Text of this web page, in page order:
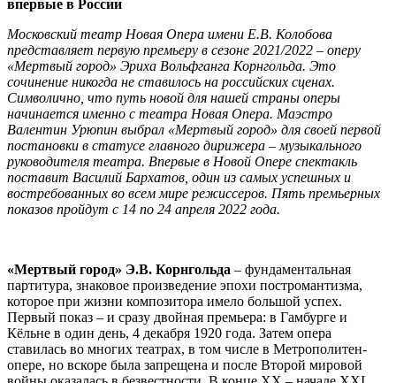
впервые в России
Московский театр Новая Опера имени Е.В. Колобова
представляет первую премьеру в сезоне 2021/2022 – оперу
«Мертвый город» Эриха Вольфганга Корнгольда. Это
сочинение никогда не ставилось на российских сценах.
Символично, что путь новой для нашей страны оперы
начинается именно с театра Новая Опера. Маэстро
Валентин Урюпин выбрал «Мертвый город» для своей первой
постановки в статусе главного дирижера – музыкального
руководителя театра. Впервые в Новой Опере спектакль
поставит Василий Бархатов, один из самых успешных и
востребованных во всем мире режиссеров. Пять премьерных
показов пройдут с 14 по 24 апреля 2022 года.
«Мертвый город» Э.В. Корнгольда – фундаментальная
партитура, знаковое произведение эпохи постромантизма,
которое при жизни композитора имело большой успех.
Первый показ – и сразу двойная премьера: в Гамбурге и
Кёльне в один день, 4 декабря 1920 года. Затем опера
ставилась во многих театрах, в том числе в Метрополитен-
опере, но вскоре была запрещена и после Второй мировой